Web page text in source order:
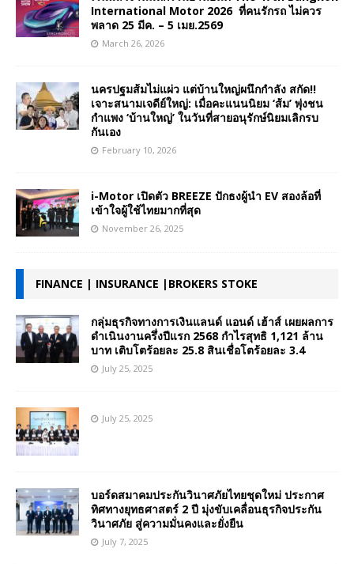
International Motor 2026 ที่คนรักรถ ไม่ควร
พลาด 25 มีค. – 5 เมย.2569
March 26, 2026
นครปฐมส้มไม่แผ่ว แต่บ้านใหญ่ผนึกกำลัง สกัด!!
เจาะสนามเจดีย์ใหญ่: เมื่อคะแนนนิยม ‘ส้ม’ พุ่งชน
กำแพง ‘บ้านใหญ่’ ในวันที่สายอนุรักษ์นิยมเลิกรบ
กันเอง
February 10, 2026
i-Motor เปิดตัว BREEZE ปักธงผู้นำ EV สองล้อที่
เข้าใจผู้ใช้ไทยมากที่สุด
November 26, 2025
FINANCE | INSURANCE |BROKERS STOKE
กลุ่มธุรกิจทางการเงินแลนด์ แอนด์ เฮ้าส์ เผยผลการ
ดำเนินงานครึ่งปีแรก 2568 กำไรสุทธิ 1,121 ล้าน
บาท เติบโตร้อยละ 25.8 สินเชื่อโตร้อยละ 3.4
July 25, 2025
July 25, 2025
บอร์ดสมาคมประกันวินาศภัยไทยชุดใหม่ ประกาศ
ทิศทางยุทธศาสตร์ 2 ปี มุ่งขับเคลื่อนธุรกิจประกัน
วินาศภัย สู่ความมั่นคงและยั่งยืน
July 7, 2025